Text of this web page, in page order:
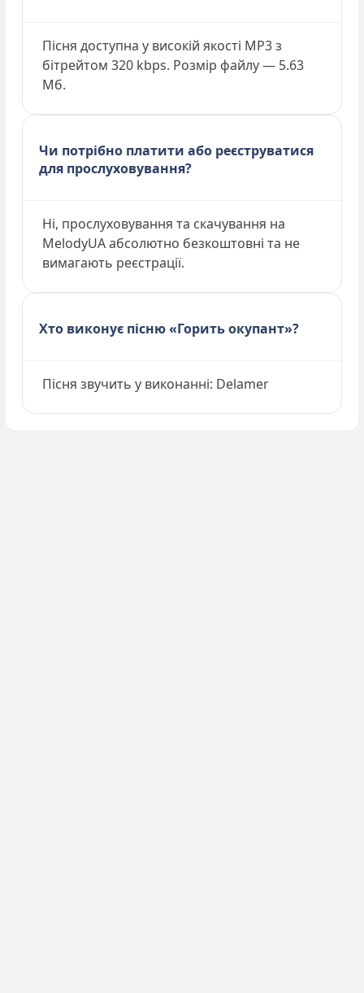
Пісня доступна у високій якості MP3 з
бітрейтом 320 kbps. Розмір файлу — 5.63
Мб.
Чи потрібно платити або реєструватися
для прослуховування?
Ні, прослуховування та скачування на
MelodyUA абсолютно безкоштовні та не
вимагають реєстрації.
Хто виконує пісню «Горить окупант»?
Пісня звучить у виконанні: Delamer